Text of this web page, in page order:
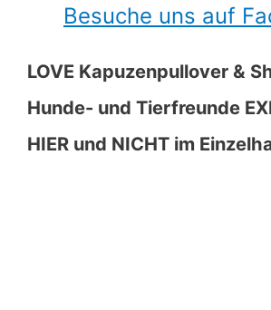
Besuche uns auf
LOVE Kapuzenpullover &
Hunde- und Tierfreunde
HIER und NICHT im